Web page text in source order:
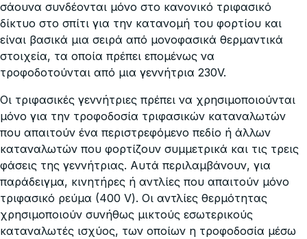
σάουνα συνδέονται μόνο στο κανονικό τριφασικό
δίκτυο στο σπίτι για την κατανομή του φορτίου και
είναι βασικά μια σειρά από μονοφασικά θερμαντικά
στοιχεία, τα οποία πρέπει επομένως να
τροφοδοτούνται από μια γεννήτρια 230V.
Οι τριφασικές γεννήτριες πρέπει να χρησιμοποιούνται
μόνο για την τροφοδοσία τριφασικών καταναλωτών
που απαιτούν ένα περιστρεφόμενο πεδίο ή άλλων
καταναλωτών που φορτίζουν συμμετρικά και τις τρεις
φάσεις της γεννήτριας. Αυτά περιλαμβάνουν, για
παράδειγμα, κινητήρες ή αντλίες που απαιτούν μόνο
τριφασικό ρεύμα (400 V). Οι αντλίες θερμότητας
χρησιμοποιούν συνήθως μικτούς εσωτερικούς
καταναλωτές ισχύος, των οποίων η τροφοδοσία μέσω